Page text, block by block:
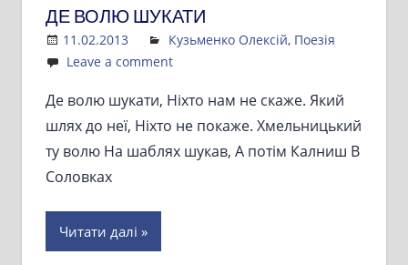
ДЕ ВОЛЮ ШУКАТИ
11.02.2013 Admin
Кузьменко Олексій, Поезія
Leave a comment
Де волю шукати, Ніхто нам не скаже. Який
шлях до неї, Ніхто не покаже. Хмельницький
ту волю На шаблях шукав, А потім Калниш В
Соловках
Читати далі